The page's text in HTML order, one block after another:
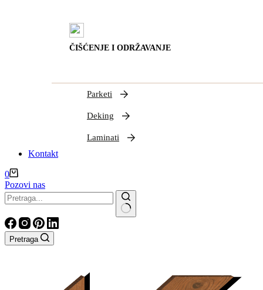
ČIŠĆENJE I ODRŽAVANJE
Parketi
Deking
Laminati
Kontakt
Shopping
cart
0
Pozovi nas
Nema
rezultata
Pretraga